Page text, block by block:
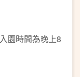
園時間為晚上8